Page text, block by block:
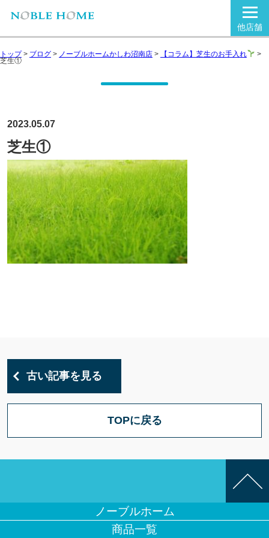
他店舗
トップ> ブログ > ノーブルホームかしわ沼南店 > 【コラム】芝生のお手入れ >
芝生①
2023.05.07
芝生①
古い記事を見る
TOPに戻る
ノーブルホーム
商品一覧